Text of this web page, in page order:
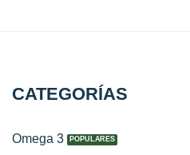
CATEGORÍAS
Omega 3